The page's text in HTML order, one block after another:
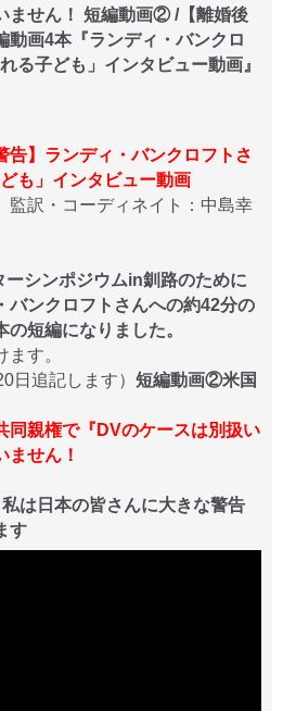
ません！ 短編動画② /【離婚後
動画4本『ランディ・バンクロ
る子ども」インタビュー動画』
告】ランディ・バンクロフトさ
も」インタビュー動画
訳・コーディネイト：中島幸
シンポジウムin釧路のために
バンクロフトさんへの約42分の
短編になりました。
す。
日追記します） 短編動画②米国
同親権で『DVのケースは別扱い
ません！
は日本の皆さんに大きな警告
す